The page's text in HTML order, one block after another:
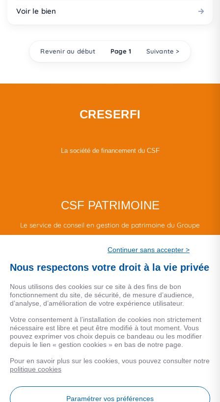
Voir le bien
Revenir au début Page 1 Suivante >
CRESERFI
La société de financement du CSF
CSF PATRIMOINE
Le service de conseil en gestion de patrimoine du Groupe
MENTIONS LEGALES
Données personnelles
COOKIES
Continuer sans accepter >
Nous respectons votre droit à la vie privée
Nous utilisons des cookies sur ce site à des fins de bon
fonctionnement du site, de sécurité, de mesure d’audience,
d’analyse, d’amélioration de votre expérience utilisateur.
Votre consentement à l’installation de cookies non strictement
nécessaire est libre et peut être modifié à tout moment. Vous
pouvez exprimer vos choix depuis ce bandeau ou les modifier
depuis le lien « gestion cookies » en bas de notre page.
Pour en savoir plus sur les cookies, vous pouvez consulter notre
politique cookies
Paramétrer vos préférences